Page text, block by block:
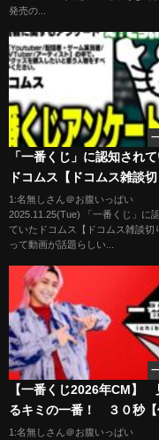
発売の...
「一番くじ」に認知され
ドコムス【ドコムス雑談切
き】
1:名無しさん＠お腹いっぱい
2025.11.25(Tue) 「一番くじ」に
ていたドコムス【ドコムス雑談切
って動画が話題らしい...
【一番くじ2026年CM】
るキミの一番！ ３０秒【
間大介】
1:名無しさん＠お腹いっぱい